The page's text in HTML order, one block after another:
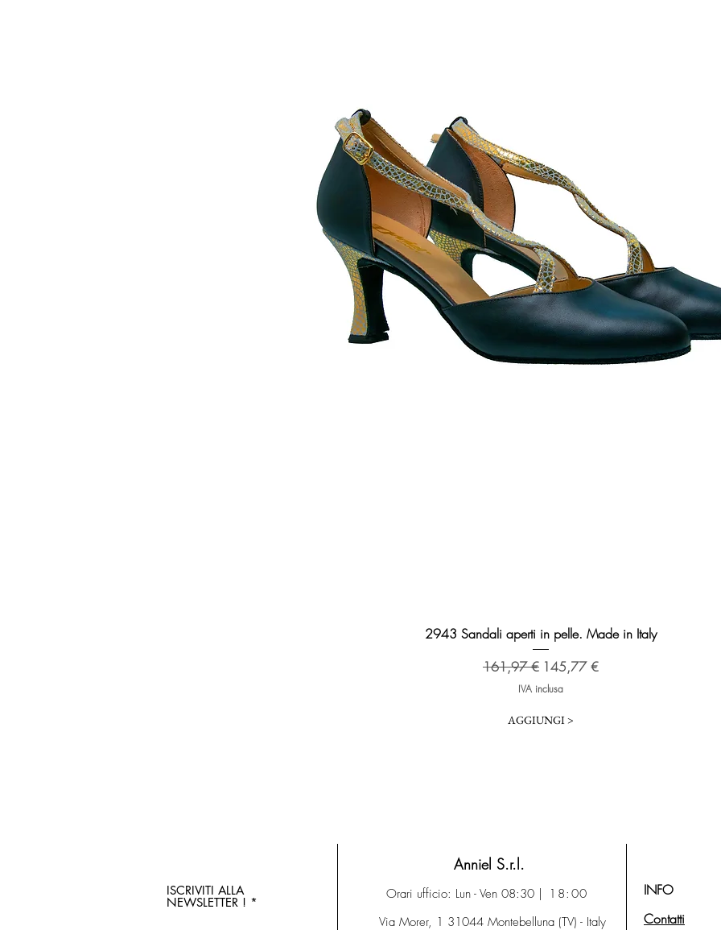
Vista rapida
2943 Sandali aperti in pelle. Made in Italy
Prezzo regolare
161,97 € Prezzo scontato
145,77 €
IVA inclusa
AGGIUNGI >
ISCRIVITI ALLA
NEWSLETTER !
Anniel S.r.l.
Orari ufficio: Lun - Ven 08:30 | 18:00
Via Morer, 1 31044 Montebelluna (TV) - Italy
INFO
Contatti